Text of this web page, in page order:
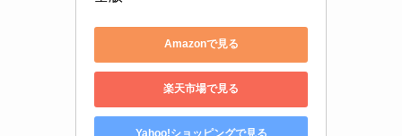
Amazonで見る
楽天市場で見る